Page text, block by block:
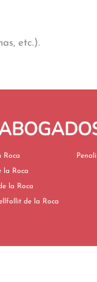
etc.).
la Roca
de la Roca
de la Roca
en Castellfollit de la Roca